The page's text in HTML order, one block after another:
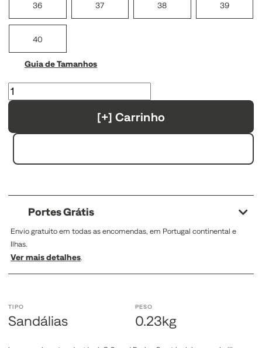
TIPO
Sandálias
PESO
0.23kg
36 37 38 39
40
Guia de Tamanhos
[+] Carrinho
Portes Grátis
Envio gratuito em todas as encomendas, em Portugal continental e
Ilhas.
Ver mais detalhes.